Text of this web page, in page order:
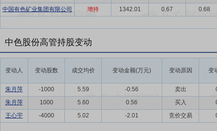
中国有色矿业集团有限公司
增持 1342.01 0.67 0.68
中色股份高管持股变动
变动人 变动股数 成交均价 变动金额(万元) 变动原因 变
朱月萍 -1000 5.59 -0.56 卖出
朱月萍
1000 5.60 0.56 买入
王心宇
-4000 5.02 -2.01 竞价交易